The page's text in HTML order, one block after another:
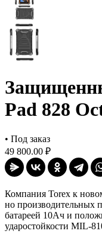
Pad 828
• Под заказ
49 800.00 ₽
Компания Torex к
но производительных
батареей 10Ач и
ударостойкости MIL-